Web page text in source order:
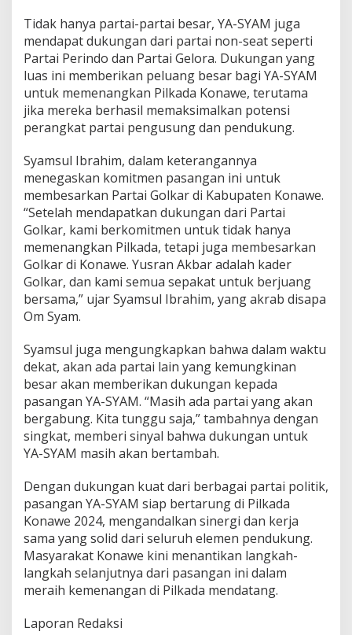
Tidak hanya partai-partai besar, YA-SYAM juga
mendapat dukungan dari partai non-seat seperti
Partai Perindo dan Partai Gelora. Dukungan yang
luas ini memberikan peluang besar bagi YA-SYAM
untuk memenangkan Pilkada Konawe, terutama
jika mereka berhasil memaksimalkan potensi
perangkat partai pengusung dan pendukung.
Syamsul Ibrahim, dalam keterangannya
menegaskan komitmen pasangan ini untuk
membesarkan Partai Golkar di Kabupaten Konawe.
“Setelah mendapatkan dukungan dari Partai
Golkar, kami berkomitmen untuk tidak hanya
memenangkan Pilkada, tetapi juga membesarkan
Golkar di Konawe. Yusran Akbar adalah kader
Golkar, dan kami semua sepakat untuk berjuang
bersama,” ujar Syamsul Ibrahim, yang akrab disapa
Om Syam.
Syamsul juga mengungkapkan bahwa dalam waktu
dekat, akan ada partai lain yang kemungkinan
besar akan memberikan dukungan kepada
pasangan YA-SYAM. “Masih ada partai yang akan
bergabung. Kita tunggu saja,” tambahnya dengan
singkat, memberi sinyal bahwa dukungan untuk
YA-SYAM masih akan bertambah.
Dengan dukungan kuat dari berbagai partai politik,
pasangan YA-SYAM siap bertarung di Pilkada
Konawe 2024, mengandalkan sinergi dan kerja
sama yang solid dari seluruh elemen pendukung.
Masyarakat Konawe kini menantikan langkah-
langkah selanjutnya dari pasangan ini dalam
meraih kemenangan di Pilkada mendatang.
Laporan Redaksi